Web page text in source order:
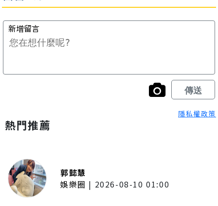
隱私權政策
熱門推薦
郭懿慧
娛樂圈 | 2026-08-10 01:00